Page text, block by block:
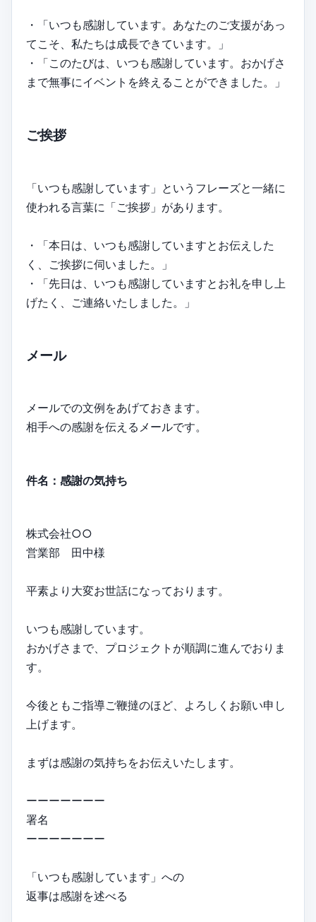
・「いつも感謝しています。あなたのご支援があっ
てこそ、私たちは成長できています。」
・「このたびは、いつも感謝しています。おかげさ
まで無事にイベントを終えることができました。」
ご挨拶
「いつも感謝しています」というフレーズと一緒に
使われる言葉に「ご挨拶」があります。
・「本日は、いつも感謝していますとお伝えした
く、ご挨拶に伺いました。」
・「先日は、いつも感謝していますとお礼を申し上
げたく、ご連絡いたしました。」
メール
メールでの文例をあげておきます。
相手への感謝を伝えるメールです。
件名：感謝の気持ち
株式会社○○
営業部 田中様
平素より大変お世話になっております。
いつも感謝しています。
おかげさまで、プロジェクトが順調に進んでおりま
す。
今後ともご指導ご鞭撻のほど、よろしくお願い申し
上げます。
まずは感謝の気持ちをお伝えいたします。
ーーーーーーー
署名
ーーーーーーー
「いつも感謝しています」への
返事は感謝を述べる